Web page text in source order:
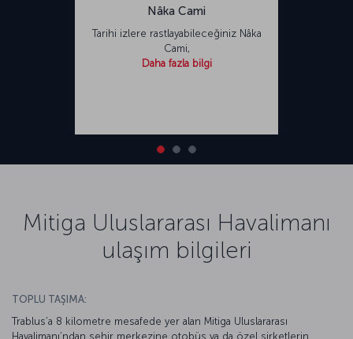
Nâka Cami
Tarihi izlere rastlayabileceğiniz Nâka
Cami,
Daha fazla bilgi
Mitiga Uluslararası Havalimanı
ulaşım bilgileri
TOPLU TAŞIMA:
Trablus’a 8 kilometre mesafede yer alan Mitiga Uluslararası
Havalimanı’ndan şehir merkezine otobüs ya da özel şirketlerin